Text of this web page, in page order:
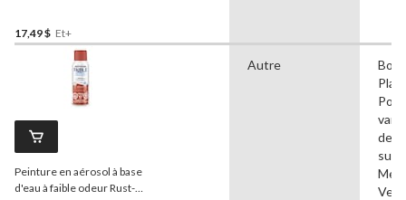
17,49 $ Et+
Peinture en aérosol à base
d'eau à faible odeur Rust-
Autre
Bois,
de